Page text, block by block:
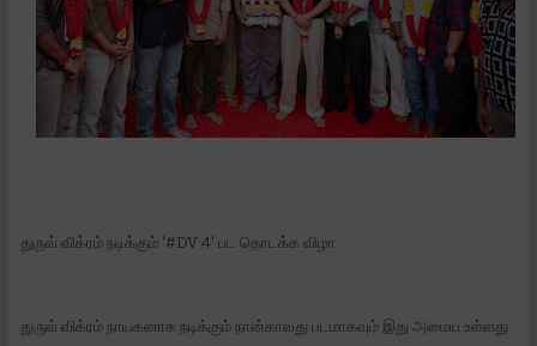
துருவ் விக்ரம் நடிக்கும் '#DV 4' பட தொடக்க விழா
துருவ் விக்ரம் நாயகனாக நடிக்கும் நான்காவது படமாகவும் இது அமைய உள்ளது.